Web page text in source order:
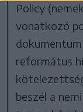
Policy
vonatkozó
református
beszél a